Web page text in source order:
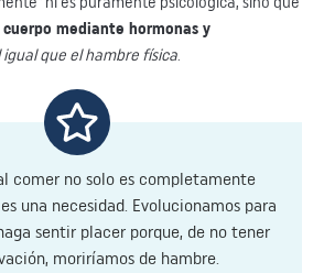
ni es puramente psicológica, sino que
mediante hormonas y
igual que el hambre física.
comer no solo es completamente
una necesidad. Evolucionamos para
sentir placer porque, de no tener
moriríamos de hambre.